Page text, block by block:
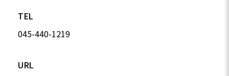
TEL
045-440-1219
URL